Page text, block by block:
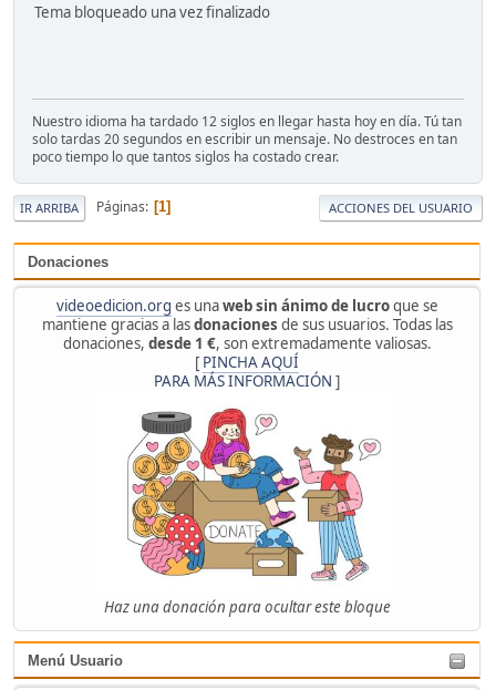
Donaciones
videoedicion.org es unaweb sin ánimo de lucroque se
mantiene gracias a lasdonaciones de sus usuarios. Todas las
donaciones, desde 1 €, son extremadamente valiosas.
[ PINCHA AQUÍ
PARA MÁS INFORMACIÓN ]
Haz una donación para ocultar este bloque
Menú Usuario
Tema bloqueado una vez finalizado
Nuestro idioma ha tardado 12 siglos en llegar hasta hoy en día. Tú tan
solo tardas 20 segundos en escribir un mensaje. No destroces en tan
poco tiempo lo que tantos siglos ha costado crear.
IR ARRIBA Páginas 1 ACCIONES DEL USUARIO